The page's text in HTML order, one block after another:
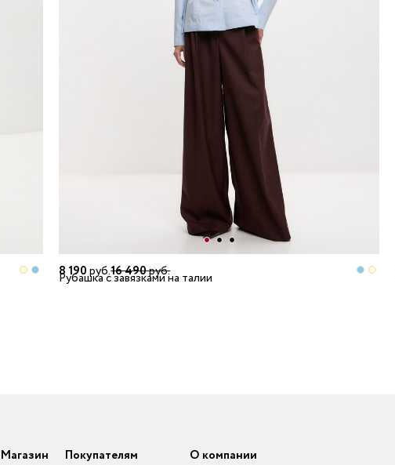
8 190руб.16 490руб.
Рубашка с завязками на талии
Магазин
Покупателям
О компании